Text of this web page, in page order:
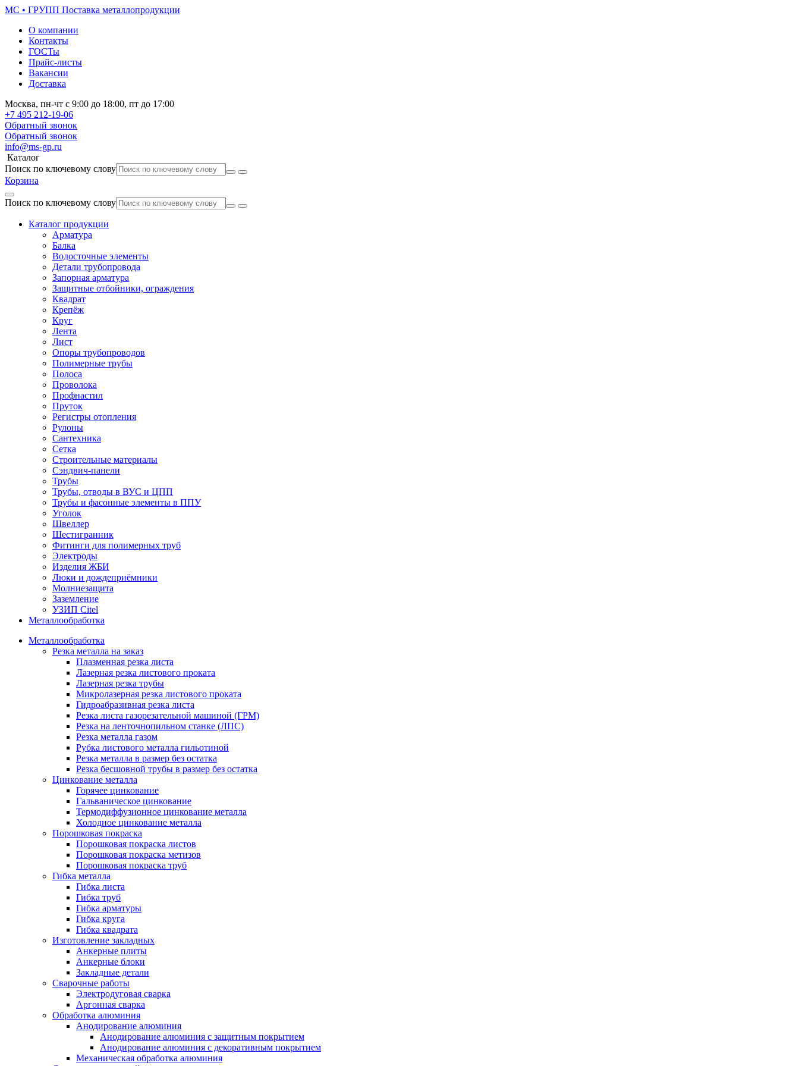
МС • ГРУПП Поставка металлопродукции
О компании
Контакты
ГОСТы
Прайс-листы
Вакансии
Доставка
Москва, пн-чт с 9:00 до 18:00, пт до 17:00
+7 495 212-19-06
Обратный звонок
Обратный звонок
info@ms-gp.ru
Каталог
Поиск по ключевому слову
Корзина
Поиск по ключевому слову
Каталог продукции
Арматура
Балка
Водосточные элементы
Детали трубопровода
Запорная арматура
Защитные отбойники, ограждения
Квадрат
Крепёж
Круг
Лента
Лист
Опоры трубопроводов
Полимерные трубы
Полоса
Проволока
Профнастил
Пруток
Регистры отопления
Рулоны
Сантехника
Сетка
Строительные материалы
Сэндвич-панели
Трубы
Трубы, отводы в ВУС и ЦПП
Трубы и фасонные элементы в ППУ
Уголок
Швеллер
Шестигранник
Фитинги для полимерных труб
Электроды
Изделия ЖБИ
Люки и дождеприёмники
Молниезащита
Заземление
УЗИП Citel
Металлообработка
Металлообработка
Резка металла на заказ
Плазменная резка листа
Лазерная резка листового проката
Лазерная резка трубы
Микролазерная резка листового проката
Гидроабразивная резка листа
Резка листа газорезательной машиной (ГРМ)
Резка на ленточнопильном станке (ЛПС)
Резка металла газом
Рубка листового металла гильотиной
Резка металла в размер без остатка
Резка бесшовной трубы в размер без остатка
Цинкование металла
Горячее цинкование
Гальваническое цинкование
Термодиффузионное цинкование металла
Холодное цинкование металла
Порошковая покраска
Порошковая покраска листов
Порошковая покраска метизов
Порошковая покраска труб
Гибка металла
Гибка листа
Гибка труб
Гибка арматуры
Гибка круга
Гибка квадрата
Изготовление закладных
Анкерные плиты
Анкерные блоки
Закладные детали
Сварочные работы
Электродуговая сварка
Аргонная сварка
Обработка алюминия
Анодирование алюминия
Анодирование алюминия с защитным покрытием
Анодирование алюминия с декоративным покрытием
Механическая обработка алюминия